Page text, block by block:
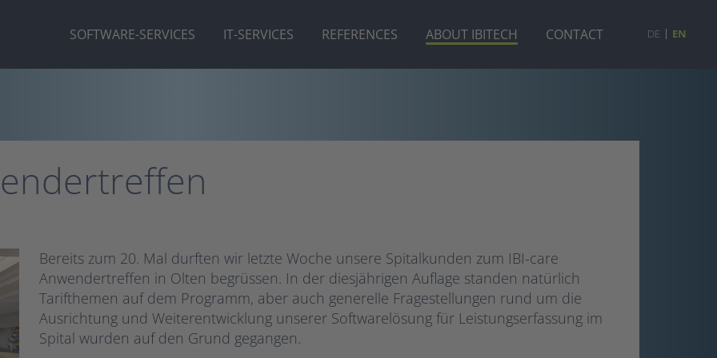
SOFTWARE-SERVICES IT-SERVICES REFERENCES ABOUT IBITECH CONTACT DE EN
Bereits zum 20. Mal durften wir letzte Woche unsere Spitalkunden zum IBI-care
Anwendertreffen in Olten begrüssen. In der diesjährigen Auflage standen natürlich
Tarifthemen auf dem Programm, aber auch generelle Fragestellungen rund um die
Ausrichtung und Weiterentwicklung unserer Softwarelösung für Leistungserfassung im
Spital wurden auf den Grund gegangen.